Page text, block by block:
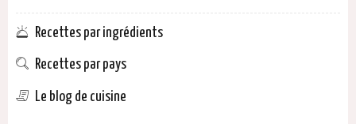
Recettes par ingrédients
Recettes par pays
Le blog de cuisine